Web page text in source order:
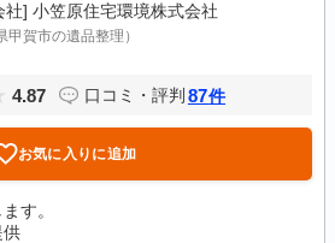
社] 小笠原住宅環境株式会社
甲賀市の遺品整理）
4.87 口コミ・評判 87件
お気に入りに追加
す。